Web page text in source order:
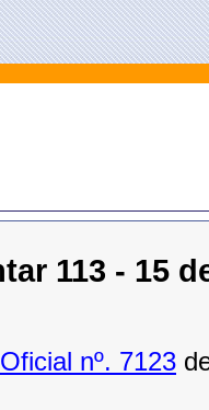
113 - 15
nº. 7123